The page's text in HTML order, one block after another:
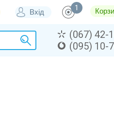
Вхід 1
(067) 42-
(095) 10-